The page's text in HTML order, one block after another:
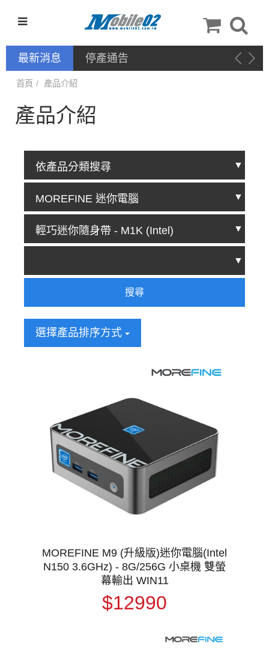
最新消息 停產通告
首頁 產品介紹
產品介紹
搜尋
選擇產品排序方式
MOREFINE M9 (升級版)迷你電腦(Intel
N150 3.6GHz) - 8G/256G 小桌機 雙螢
幕輸出 WIN11
$12990